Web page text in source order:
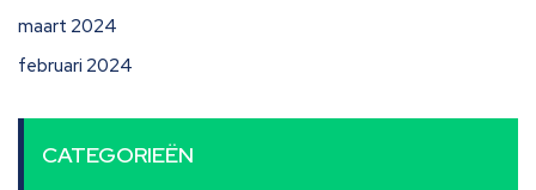
maart 2024
februari 2024
CATEGORIEËN